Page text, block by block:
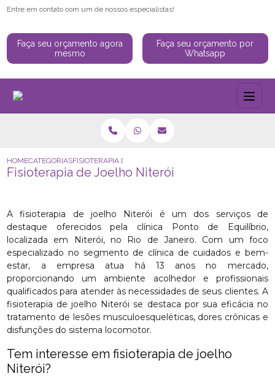
Entre em contato com um de nossos especialistas!
Faça seu orçamento agora
mesmo
Faça seu orçamento por
Whatsapp
HOMECATEGORIASFISIOTERAPIA DE JOELHO NITERÓI
Fisioterapia de Joelho Niterói
A fisioterapia de joelho Niterói é um dos serviços de
destaque oferecidos pela clínica Ponto de Equilíbrio,
localizada em Niterói, no Rio de Janeiro. Com um foco
especializado no segmento de clínica de cuidados e bem-
estar, a empresa atua há 13 anos no mercado,
proporcionando um ambiente acolhedor e profissionais
qualificados para atender às necessidades de seus clientes. A
fisioterapia de joelho Niterói se destaca por sua eficácia no
tratamento de lesões musculoesqueléticas, dores crônicas e
disfunções do sistema locomotor.
Tem interesse em fisioterapia de joelho
Niterói?